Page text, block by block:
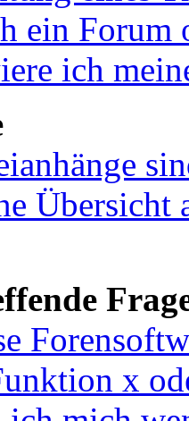
ein Forum
ich
Übersicht
x